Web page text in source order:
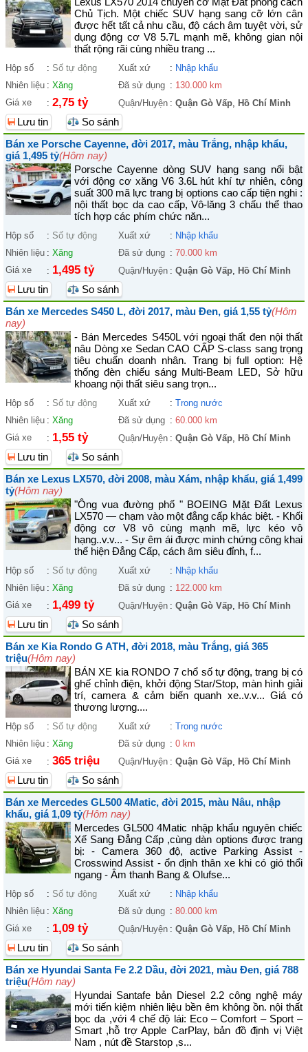
Chủ Tịch. Một chiếc SUV hạng sang cỡ lớn cân
được hết tất cả nhu cầu, độ cách âm tuyệt vời, sử
dụng động cơ V8 5.7L mạnh mẽ, không gian nội
thất rộng rãi cùng nhiều trang ...
Hộp số : Số tự động Xuất xứ : Nhập khẩu
Nhiên liệu : Xăng Đã sử dụng : 130.000 km
Giá xe
: 2,75 tỷ Quận/Huyện : Quận Gò Vấp, Hồ Chí Minh
Lưu tin
So sánh
Bán xe Porsche Cayenne, đời 2017, màu Trắng, nhập khẩu,
giá 1,495 tỷ(Hôm nay)
Porsche Cayenne dòng SUV hạng sang nổi bật
với động cơ xăng V6 3.6L hút khí tự nhiên, công
suất 300 mã lực trang bị options cao cấp tiện nghi :
nội thất bọc da cao cấp, Vô-lăng 3 chấu thể thao
tích hợp các phím chức năn...
Hộp số : Số tự động Xuất xứ : Nhập khẩu
Nhiên liệu : Xăng Đã sử dụng : 70.000 km
Giá xe
: 1,495 tỷ Quận/Huyện : Quận Gò Vấp, Hồ Chí Minh
Lưu tin
So sánh
Bán xe Mercedes S450 L, đời 2017, màu Đen, giá 1,55 tỷ(Hôm
nay)
- Bán Mercedes S450L với ngoại thất đen nội thất
nâu Dòng xe Sedan CAO CẤP S-class sang trọng
tiêu chuẩn doanh nhân. Trang bị full option: Hệ
thống đèn chiếu sáng Multi-Beam LED, Sở hữu
khoang nội thất siêu sang trọn...
Hộp số : Số tự động Xuất xứ : Trong nước
Nhiên liệu : Xăng Đã sử dụng : 60.000 km
Giá xe
: 1,55 tỷ Quận/Huyện : Quận Gò Vấp, Hồ Chí Minh
Lưu tin
So sánh
Bán xe Lexus LX570, đời 2008, màu Xám, nhập khẩu, giá 1,499
tỷ(Hôm nay)
"Ông vua đường phố " BOEING Mặt Đất Lexus
LX570 — chạm vào một đẳng cấp khác biệt. - Khối
động cơ V8 vô cùng mạnh mẽ, lực kéo vô
hạng..v.v... - Sự êm ái được minh chứng công khai
thể hiện Đẳng Cấp, cách âm siêu đỉnh, f...
Hộp số : Số tự động Xuất xứ : Nhập khẩu
Nhiên liệu : Xăng Đã sử dụng : 122.000 km
Giá xe
: 1,499 tỷ Quận/Huyện : Quận Gò Vấp, Hồ Chí Minh
Lưu tin
So sánh
Bán xe Kia Rondo G ATH, đời 2018, màu Trắng, giá 365
triệu(Hôm nay)
BÁN XE kia RONDO 7 chổ số tự động, trang bị có
ghế chỉnh điện, khởi động Star/Stop, màn hình giải
trí, camera & cảm biến quanh xe..v.v... Giá có
thương lượng....
Hộp số : Số tự động Xuất xứ : Trong nước
Nhiên liệu : Xăng Đã sử dụng : 0 km
Giá xe
: 365 triệu Quận/Huyện : Quận Gò Vấp, Hồ Chí Minh
Lưu tin
So sánh
Bán xe Mercedes GL500 4Matic, đời 2015, màu Nâu, nhập
khẩu, giá 1,09 tỷ(Hôm nay)
Mercedes GL500 4Matic nhập khẩu nguyên chiếc
Xế Sang Đẳng Cấp ,cùng dàn options được trang
bị: - Camera 360 độ, active Parking Assist -
Crosswind Assist - ổn định thân xe khi có gió thổi
ngang - Âm thanh Bang & Olufse...
Hộp số : Số tự động Xuất xứ : Nhập khẩu
Nhiên liệu : Xăng Đã sử dụng : 80.000 km
Giá xe
: 1,09 tỷ Quận/Huyện : Quận Gò Vấp, Hồ Chí Minh
Lưu tin
So sánh
Bán xe Hyundai Santa Fe 2.2 Dầu, đời 2021, màu Đen, giá 788
triệu(Hôm nay)
Hyundai Santafe bản Diesel 2.2 công nghệ máy
mới tiến kiệm nhiên liệu bền êm không ồn. nội thất
bọc da ,với 4 chế độ lái: Eco – Comfort – Sport –
Smart ,hỗ trợ Apple CarPlay, bản đồ định vị Việt
Nam , nút đề Starstop ,s...